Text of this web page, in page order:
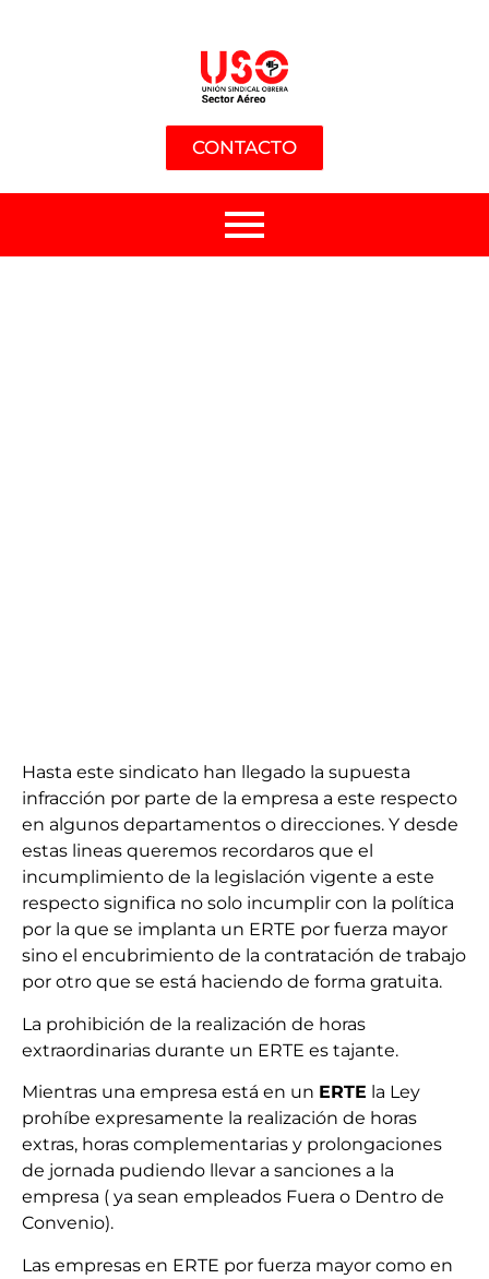
CONTACTO
Hasta este sindicato han llegado la supuesta
infracción por parte de la empresa a este respecto
en algunos departamentos o direcciones. Y desde
estas lineas queremos recordaros que el
incumplimiento de la legislación vigente a este
respecto significa no solo incumplir con la política
por la que se implanta un ERTE por fuerza mayor
sino el encubrimiento de la contratación de trabajo
por otro que se está haciendo de forma gratuita.
La prohibición de la realización de horas
extraordinarias durante un ERTE es tajante.
Mientras una empresa está en un ERTE la Ley
prohíbe expresamente la realización de horas
extras, horas complementarias y prolongaciones
de jornada pudiendo llevar a sanciones a la
empresa ( ya sean empleados Fuera o Dentro de
Convenio).
Las empresas en ERTE por fuerza mayor como en